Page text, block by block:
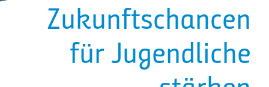
Zukunftschancen
für Jugendliche